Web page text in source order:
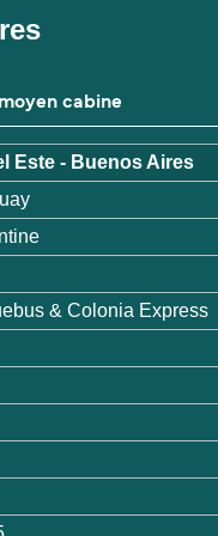
cabine
Este - Buenos Aires
& Colonia Express